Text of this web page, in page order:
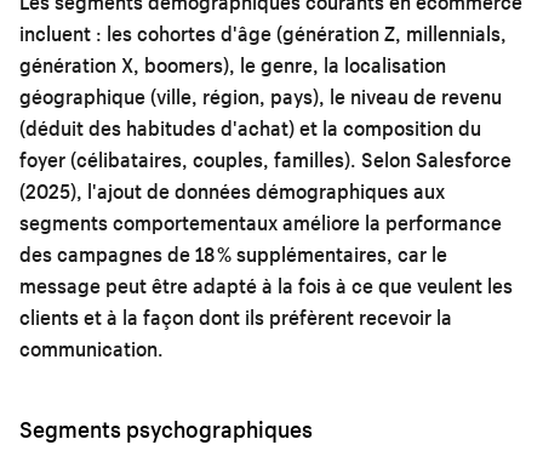
incluent : les cohortes d'âge (génération Z, millennials,
génération X, boomers), le genre, la localisation
géographique (ville, région, pays), le niveau de revenu
(déduit des habitudes d'achat) et la composition du
foyer (célibataires, couples, familles). Selon Salesforce
(2025), l'ajout de données démographiques aux
segments comportementaux améliore la performance
des campagnes de 18 % supplémentaires, car le
message peut être adapté à la fois à ce que veulent les
clients et à la façon dont ils préfèrent recevoir la
communication.
Segments psychographiques